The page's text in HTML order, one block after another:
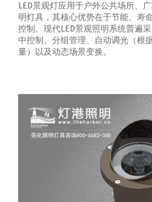
LED景观灯应用于户外公共场所、
明灯具，其核心优势在于节能、寿
控制‌。‌现代LED景观照明系统普遍
中控制、分组管理、自动调光（根
量）以及动态场景变换‌。